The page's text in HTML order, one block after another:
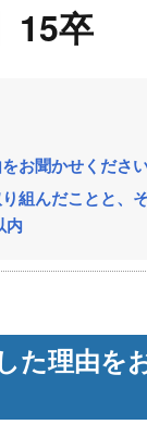
15卒
お聞かせくださ
組んだことと、
内
た理由を